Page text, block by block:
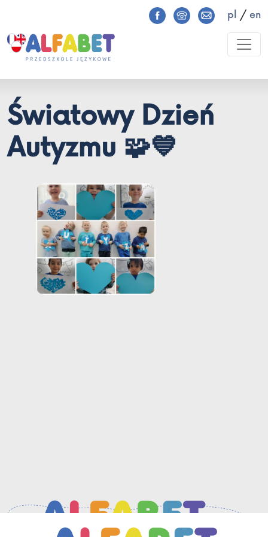
pl / en
Światowy Dzień
Autyzmu 🧩💙